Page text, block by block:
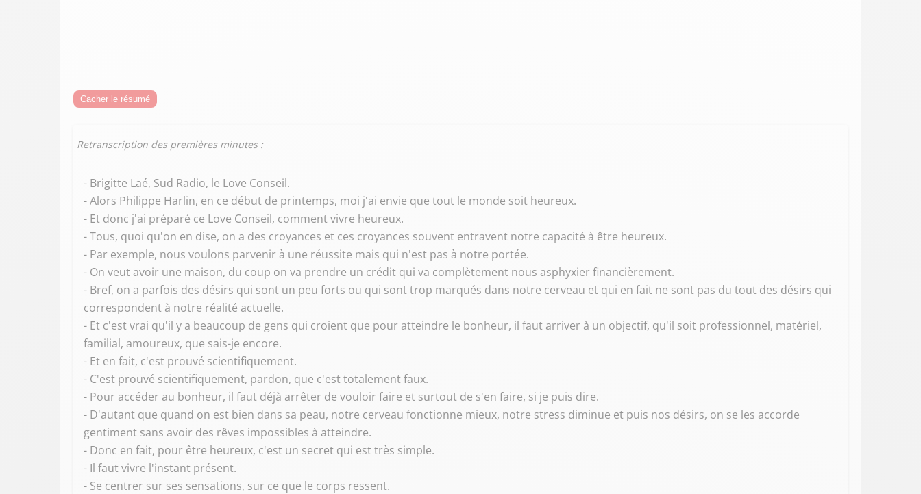
Cacher le résumé
Retranscription des premières minutes :
- Brigitte Laé, Sud Radio, le Love Conseil.
- Alors Philippe Harlin, en ce début de printemps, moi j'ai envie que tout le monde soit heureux.
- Et donc j'ai préparé ce Love Conseil, comment vivre heureux.
- Tous, quoi qu'on en dise, on a des croyances et ces croyances souvent entravent notre capacité à être heureux.
- Par exemple, nous voulons parvenir à une réussite mais qui n'est pas à notre portée.
- On veut avoir une maison, du coup on va prendre un crédit qui va complètement nous asphyxier financièrement.
- Bref, on a parfois des désirs qui sont un peu forts ou qui sont trop marqués dans notre cerveau et qui en fait ne sont pas du tout des désirs qui
correspondent à notre réalité actuelle.
- Et c'est vrai qu'il y a beaucoup de gens qui croient que pour atteindre le bonheur, il faut arriver à un objectif, qu'il soit professionnel, matériel,
familial, amoureux, que sais-je encore.
- Et en fait, c'est prouvé scientifiquement.
- C'est prouvé scientifiquement, pardon, que c'est totalement faux.
- Pour accéder au bonheur, il faut déjà arrêter de vouloir faire et surtout de s'en faire, si je puis dire.
- D'autant que quand on est bien dans sa peau, notre cerveau fonctionne mieux, notre stress diminue et puis nos désirs, on se les accorde
gentiment sans avoir des rêves impossibles à atteindre.
- Donc en fait, pour être heureux, c'est un secret qui est très simple.
- Il faut vivre l'instant présent.
- Se centrer sur ses sensations, sur ce que le corps ressent.